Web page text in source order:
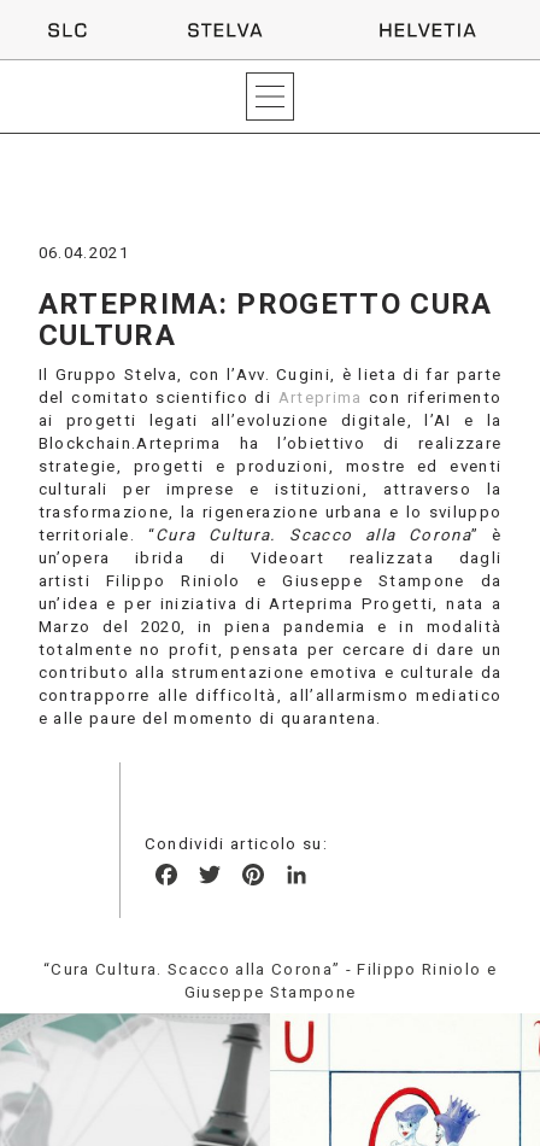
06.04.2021
ARTEPRIMA: PROGETTO CURA
CULTURA
Il Gruppo Stelva, con l’Avv. Cugini, è lieta di far parte
del comitato scientifico di Arteprima con riferimento
ai progetti legati all’evoluzione digitale, l’AI e la
Blockchain.Arteprima ha l’obiettivo di realizzare
strategie, progetti e produzioni, mostre ed eventi
culturali per imprese e istituzioni, attraverso la
trasformazione, la rigenerazione urbana e lo sviluppo
territoriale. “Cura Cultura. Scacco alla Corona” è
un’opera ibrida di Videoart realizzata dagli
artisti Filippo Riniolo e Giuseppe Stampone da
un’idea e per iniziativa di Arteprima Progetti, nata a
Marzo del 2020, in piena pandemia e in modalità
totalmente no profit, pensata per cercare di dare un
contributo alla strumentazione emotiva e culturale da
contrapporre alle difficoltà, all’allarmismo mediatico
e alle paure del momento di quarantena.
Condividi articolo su:
FacebookTwitterPinterest
“Cura Cultura. Scacco alla Corona” - Filippo Riniolo e
Giuseppe Stampone